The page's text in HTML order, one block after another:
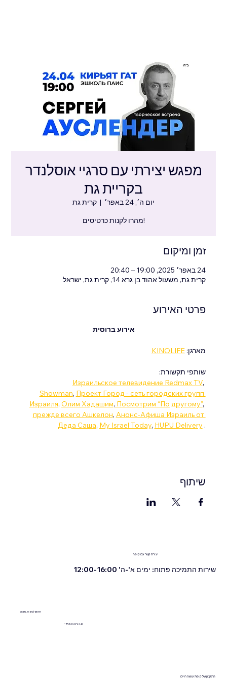
מפגש יצירתי עם סרגיי אוסלנדר
בקריית גת
יום ה׳, 24 באפר׳
  |
קרית גת
!מהרו לקנות כרטיסים
זמן ומיקום
24 באפר׳ 2025, 19:00 – 20:40
קרית גת, משעול אהוד בן גרא 14, קרית גת, ישראל
פרטי האירוע
אירוע ברוסית
מארגן: KINOLIFE
שותפי תקשורת:
Израильское телевидение Redmax TV,
Showman, Проект Город - сеть городских групп
Израиля, Олим Хадашим, Посмотрим “По другому”,
прежде всего Ашкелон, Анонс-Афиша Израиль от
Деда Саша, My Israel Today, HUPU Delivery .
שיתוף
התקנון שלקופת עושה חיים
ראשון לציון 13, נתניה
+972555076342
יצירת קשר עם קופה
שירות התמיכה פתוח: ימים א'-ה' 12:00-16:00